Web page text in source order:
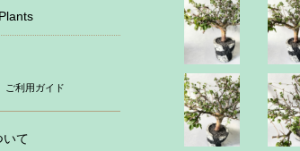
ご利用ガイド
いて